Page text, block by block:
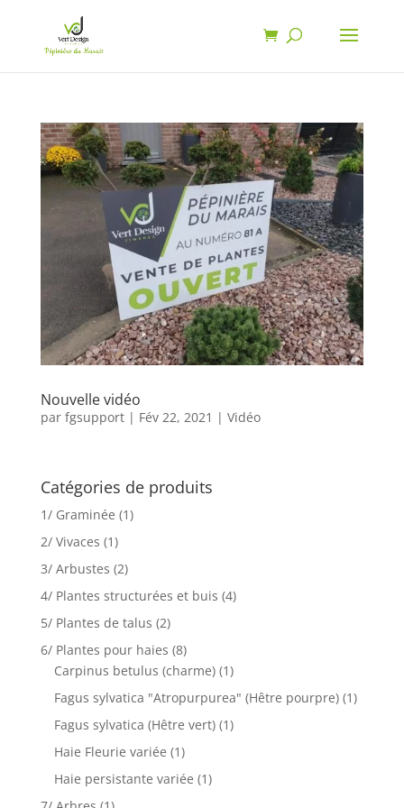
Nouvelle vidéo
par fgsupport| Fév 22, 2021 | Vidéo
Catégories de produits
1/ Graminée (1)
2/ Vivaces (1)
3/ Arbustes (2)
4/ Plantes structurées et buis (4)
5/ Plantes de talus (2)
6/ Plantes pour haies (8)
Carpinus betulus (charme) (1)
Fagus sylvatica "Atropurpurea" (Hêtre pourpre) (1)
Fagus sylvatica (Hêtre vert) (1)
Haie Fleurie variée (1)
Haie persistante variée (1)